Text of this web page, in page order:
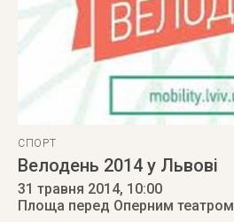
СПОРТ
Велодень 2014 у Львові
31 травня 2014, 10:00
Площа перед Оперним театром